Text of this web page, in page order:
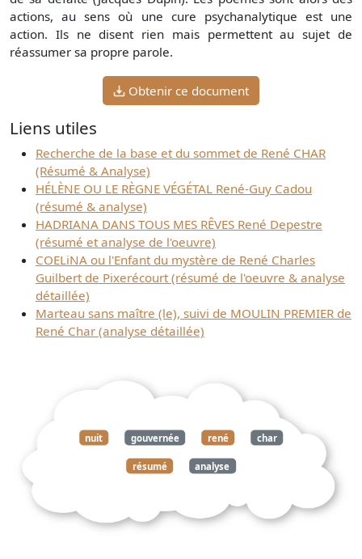
actions, au sens où une cure psychanalytique est une
action. Ils ne disent rien mais permettent au sujet de
réassumer sa propre parole.
Obtenir ce document
Liens utiles
Recherche de la base et du sommet de René CHAR
(Résumé & Analyse)
HÉLÈNE OU LE RÈGNE VÉGÉTAL René-Guy Cadou
(résumé & analyse)
HADRIANA DANS TOUS MES RÊVES René Depestre
(résumé et analyse de l'oeuvre)
COELiNA ou l'Enfant du mystère de René Charles
Guilbert de Pixerécourt (résumé de l'oeuvre & analyse
détaillée)
Marteau sans maître (le), suivi de MOULIN PREMIER de
René Char (analyse détaillée)
nuit gouvernée rené char
résumé analyse